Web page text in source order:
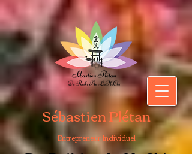
Sébastien Plétan
Entrepreneur Individuel